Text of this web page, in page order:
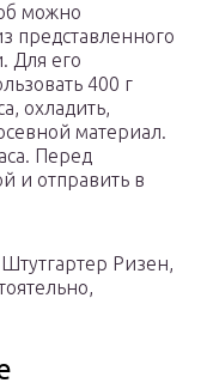
можно
представленного
Для его
400 г
охладить,
материал.
Перед
и отправить в
Ризен,